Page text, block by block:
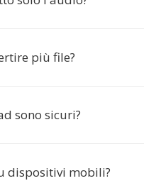
più file?
sono sicuri?
dispositivi mobili?